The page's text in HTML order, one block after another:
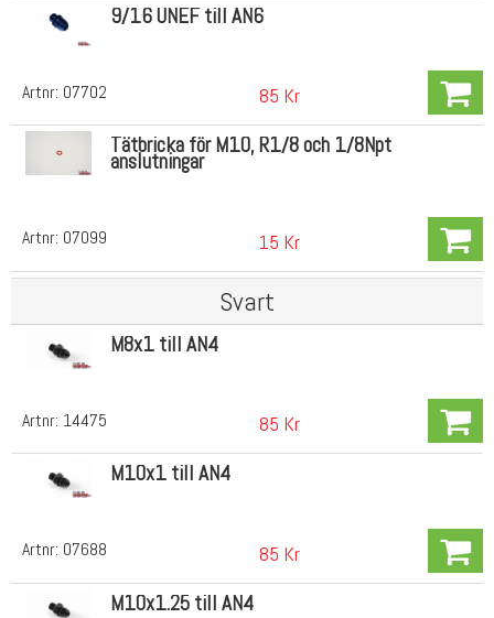
Artnr: 07702
9/16 UNEF till AN6
85 Kr
Artnr: 07099
Tätbricka för M10, R1/8 och 1/8Npt
anslutningar
15 Kr
Svart
Artnr: 14475
M8x1 till AN4
85 Kr
Artnr: 07688
M10x1 till AN4
85 Kr
M10x1.25 till AN4